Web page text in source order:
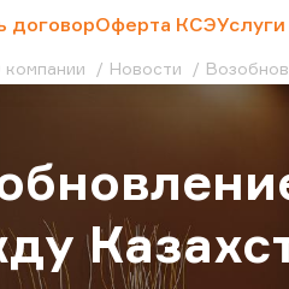
договорОферта КСЭУслуги
компании Новости